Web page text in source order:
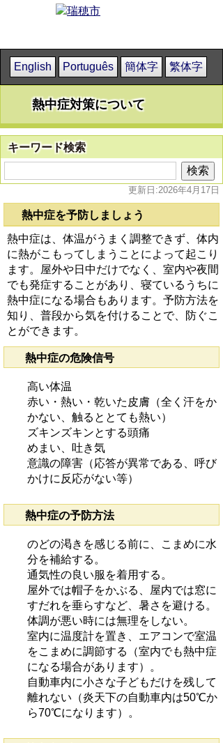
English Português 簡体字 繁体字
熱中症対策について
キーワード検索
更新日:2026年4月17日
熱中症を予防しましょう
熱中症は、体温がうまく調整できず、体内
に熱がこもってしまうことによって起こり
ます。屋外や日中だけでなく、室内や夜間
でも発症することがあり、寝ているうちに
熱中症になる場合もあります。予防方法を
知り、普段から気を付けることで、防ぐこ
とができます。
熱中症の危険信号
高い体温
赤い・熱い・乾いた皮膚（全く汗をか
かない、触るととても熱い）
ズキンズキンとする頭痛
めまい、吐き気
意識の障害（応答が異常である、呼び
かけに反応がない等）
熱中症の予防方法
のどの渇きを感じる前に、こまめに水
分を補給する。
通気性の良い服を着用する。
屋外では帽子をかぶる、屋内では窓に
すだれを垂らすなど、暑さを避ける。
体調が悪い時には無理をしない。
室内に温度計を置き、エアコンで室温
をこまめに調節する（室内でも熱中症
になる場合があります）。
自動車内に小さな子どもだけを残して
離れない（炎天下の自動車内は50℃か
ら70℃になります）。